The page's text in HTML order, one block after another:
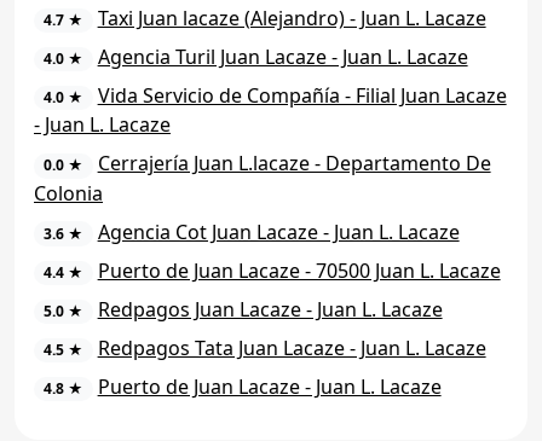
4.7 ★ Taxi Juan lacaze (Alejandro) - Juan L. Lacaze
4.0 ★ Agencia Turil Juan Lacaze - Juan L. Lacaze
4.0 ★
Vida Servicio de Compañía - Filial Juan Lacaze
- Juan L. Lacaze
0.0 ★
Cerrajería Juan L.lacaze - Departamento De
Colonia
3.6 ★ Agencia Cot Juan Lacaze - Juan L. Lacaze
4.4 ★ Puerto de Juan Lacaze - 70500 Juan L. Lacaze
5.0 ★ Redpagos Juan Lacaze - Juan L. Lacaze
4.5 ★ Redpagos Tata Juan Lacaze - Juan L. Lacaze
4.8 ★ Puerto de Juan Lacaze - Juan L. Lacaze